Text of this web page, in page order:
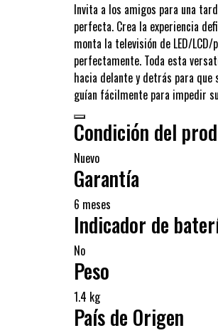
Invita a los amigos para una
perfecta. Crea la experiencia
monta la televisión de LED/
perfectamente. Toda esta
hacia delante y detrás para que
guían fácilmente para impedir
Condición del
Nuevo
Garantía
6 meses
Indicador de
No
Peso
1.4 kg
País de Origen